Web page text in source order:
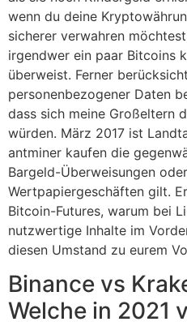
wenn du deine
sicherer verwahren
irgendwer ein paar Bitcoins
überweist. Ferner
personenbezogener Daten
dass sich meine Großeltern
würden. März 2017 ist
antminer kaufen die
Bargeld-Überweisungen
Wertpapiergeschäften gilt.
Bitcoin-Futures, warum bei
nutzwertige Inhalte im
diesen Umstand zu eurem
Binance vs
Welche in 2021